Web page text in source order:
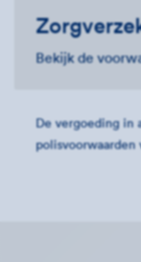
Bekijk de
De vergoeding in